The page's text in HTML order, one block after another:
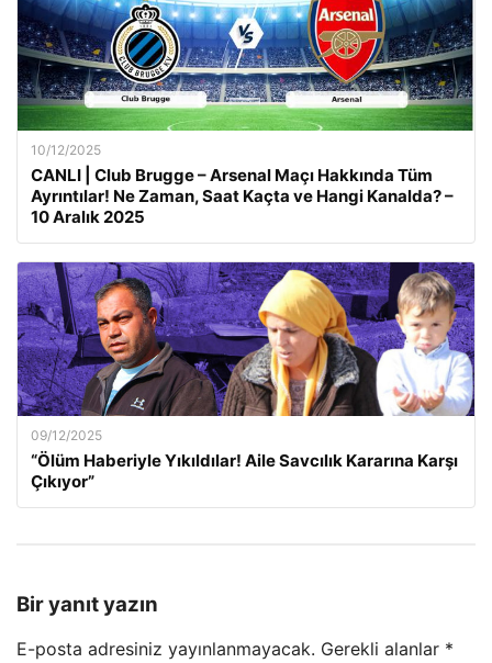
10/12/2025
CANLI | Club Brugge – Arsenal Maçı Hakkında Tüm
Ayrıntılar! Ne Zaman, Saat Kaçta ve Hangi Kanalda? –
10 Aralık 2025
09/12/2025
“Ölüm Haberiyle Yıkıldılar! Aile Savcılık Kararına Karşı
Çıkıyor”
Bir yanıt yazın
E-posta adresiniz yayınlanmayacak. Gerekli alanlar *